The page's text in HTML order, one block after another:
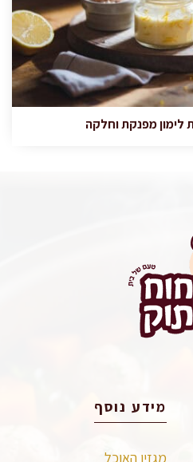
לימון מפנקת וחלקה
מידע נוסף
מגזין האוכל